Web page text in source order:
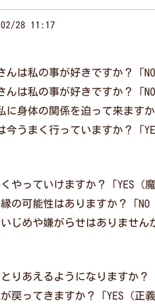
28 11:17
は私の事が好きですか？「NO
は私の事が好きですか？「
身体の関係を迫って来ますか
うまく行っていますか？「
やっていけますか？「YES（魔
の可能性はありますか？「NO
じめや嫌がらせはありません
りあえるようになりますか？
戻ってきますか？「YES（正義